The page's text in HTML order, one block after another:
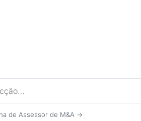
de Assessor de M&A →